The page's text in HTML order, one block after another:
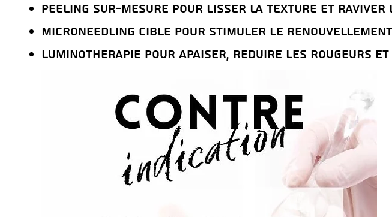
Peeling sur-mesure pour lisser la texture et raviver
Microneedling ciblE pour stimuler le
LuminothErapie pour apaiser, rEduire les rougeurs